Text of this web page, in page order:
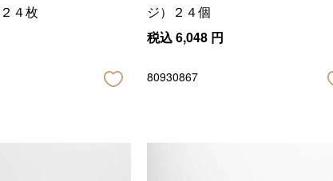
４枚
ジ）２４個
税込6,048 円
80930867